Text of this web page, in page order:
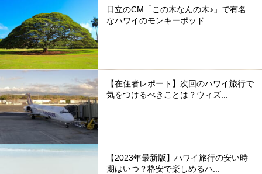
日立のCM「この木なんの木♪」で有名
なハワイのモンキーポッド
【在住者レポート】次回のハワイ旅行で
気をつけるべきことは？ウィズ...
【2023年最新版】ハワイ旅行の安い時
期はいつ？格安で楽しめるハ...